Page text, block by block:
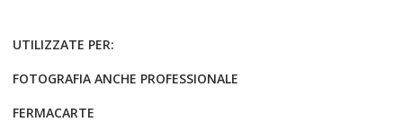
UTILIZZATE PER:
FOTOGRAFIA ANCHE PROFESSIONALE
FERMACARTE